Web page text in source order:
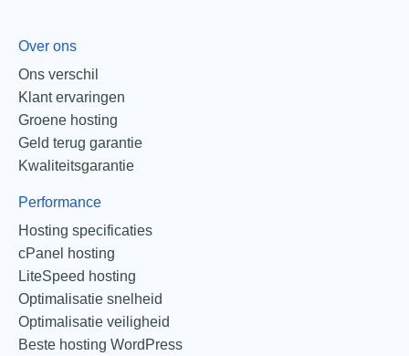
Over ons
Ons verschil
Klant ervaringen
Groene hosting
Geld terug garantie
Kwaliteitsgarantie
Performance
Hosting specificaties
cPanel hosting
LiteSpeed hosting
Optimalisatie snelheid
Optimalisatie veiligheid
Beste hosting WordPress